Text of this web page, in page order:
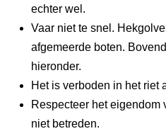
echter wel.
Vaar niet te snel.
afgemeerde boten.
hieronder.
Het is verboden in het riet
Respecteer het eigendom
niet betreden.